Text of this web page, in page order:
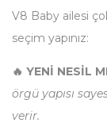
V8 Baby ailesi
seçim yapınız:
🔥 YENİ NESİL
örgü yapısı
verir.